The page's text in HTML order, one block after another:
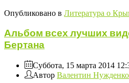
Опубликовано в Литература о
Альбом всех лучших
Бертана
Суббота, 15 марта 2014
Автор Валентин Нужденко